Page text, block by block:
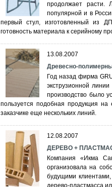
продолжает расти.
популярной и в
первый стул, изготовленный из
готовность материала к серийному
13.08.2007
Древесно-
Год назад фирма
экструзионной
производство было
пользуется подобная продукция
заказчике еще нескольких линий.
12.08.2007
ДЕРЕВО +
Компания «Икма
организовала на
будущими
дерево-пластмасса